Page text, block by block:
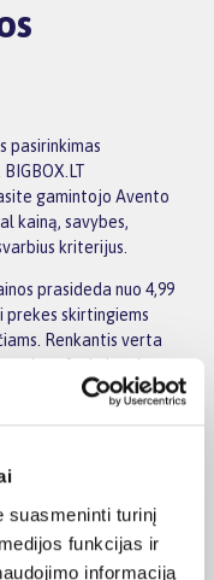
suasmeninti turinį
funkcijas ir
informaciją
pasirinkimas
gamintojo Avento
kainą, savybes,
kriterijus.
prasideda nuo 4,99
skirtingiems
Renkantis verta
funkcionalumą,
specialius
tarpusavyje.
pristatymo
priimti patogų